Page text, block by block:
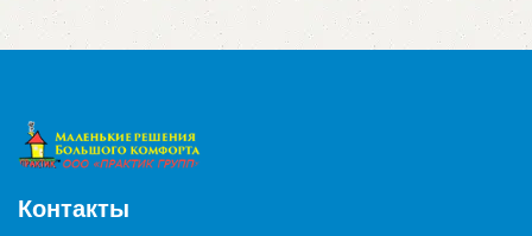
зарекомендовала себя среди клиентов благодаря
непревзойденному качеству и ориентации на потребности
который используется для защиты поверхностей от
царапин и повреждений, вызванных ножками мебели.
Высокое качество и многозадачность
Контакты